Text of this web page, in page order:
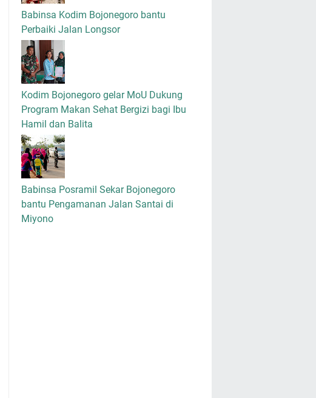
Babinsa Kodim Bojonegoro bantu
Perbaiki Jalan Longsor
Kodim Bojonegoro gelar MoU Dukung
Program Makan Sehat Bergizi bagi Ibu
Hamil dan Balita
Babinsa Posramil Sekar Bojonegoro
bantu Pengamanan Jalan Santai di
Miyono